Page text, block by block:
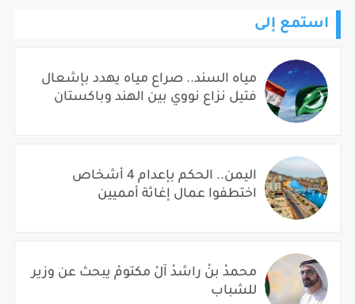
استمع إلى
مياه السند.. صراع مياه يهدد بإشعال
فتيل نزاع نووي بين الهند وباكستان
اليمن.. الحكم بإعدام 4 أشخاص
اختطفوا عمال إغاثة أمميين
محمدْ بنْ راشدْ آلْ مكتومْ يبحث عن وزير
للشباب